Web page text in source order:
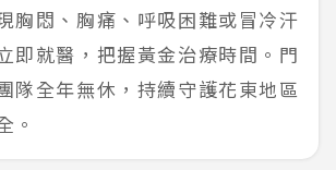
胸悶、胸痛、呼吸困難或冒冷汗
即就醫，把握黃金治療時間。門
隊全年無休，持續守護花東地區
。